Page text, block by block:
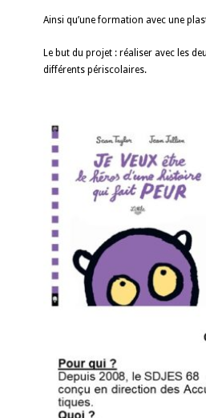
Ainsi qu’une formation avec une
Le but du projet : réaliser avec les
différents périscolaires.